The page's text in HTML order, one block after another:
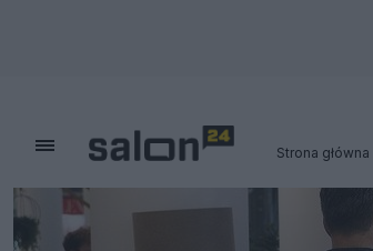
Strona główna